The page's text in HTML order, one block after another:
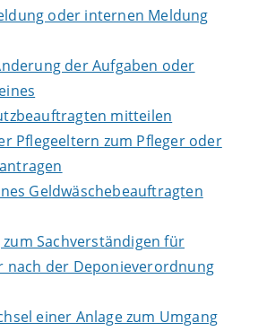
oder internen Meldung
der Aufgaben oder
mitteilen
Pflegeeltern zum Pfleger oder
Geldwäschebeauftragten
Sachverständigen für
nach der Deponieverordnung
einer Anlage zum Umgang